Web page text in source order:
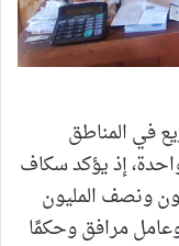
في المناطق
إذ يؤكد سكاف
ونصف المليون
مرافق وحكمًا